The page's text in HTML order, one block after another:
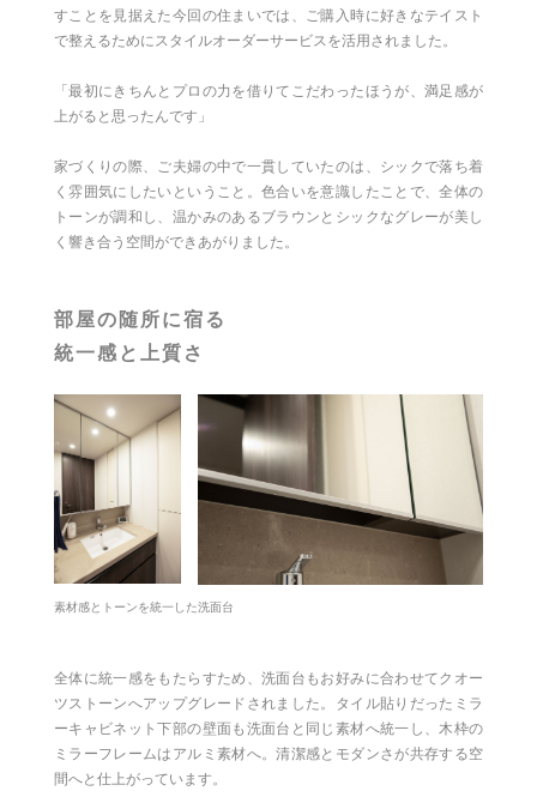
すことを見据えた今回の住まいでは、ご購入時に好きなテイスト
で整えるためにスタイルオーダーサービスを活用されました。
「最初にきちんとプロの力を借りてこだわったほうが、満足感が
上がると思ったんです」
家づくりの際、ご夫婦の中で一貫していたのは、シックで落ち着
く雰囲気にしたいということ。色合いを意識したことで、全体の
トーンが調和し、温かみのあるブラウンとシックなグレーが美し
く響き合う空間ができあがりました。
部屋の随所に宿る
統一感と上質さ
素材感とトーンを統一した洗面台
全体に統一感をもたらすため、洗面台もお好みに合わせてクオー
ツストーンへアップグレードされました。タイル貼りだったミラ
ーキャビネット下部の壁面も洗面台と同じ素材へ統一し、木枠の
ミラーフレームはアルミ素材へ。清潔感とモダンさが共存する空
間へと仕上がっています。